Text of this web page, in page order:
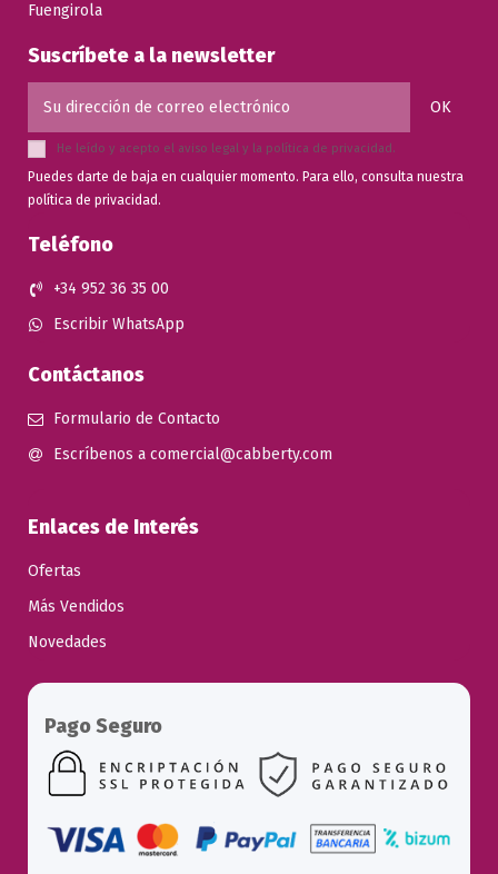
Fuengirola
Suscríbete a la newsletter
He leído y acepto el aviso legal y la política de privacidad .
Puedes darte de baja en cualquier momento. Para ello, consulta nuestra
política de privacidad.
Teléfono
+34 952 36 35 00
Escribir WhatsApp
Contáctanos
Formulario de Contacto
Escríbenos a comercial@cabberty.com
Enlaces de Interés
Ofertas
Más Vendidos
Novedades
Pago Seguro